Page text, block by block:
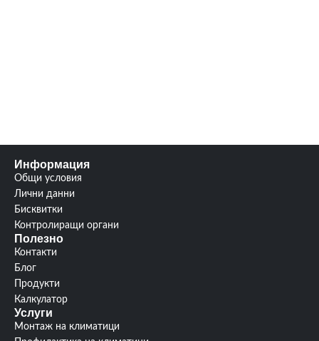
Информация
Общи условия
Лични данни
Бисквитки
Контролиращи органи
Полезно
Контакти
Блог
Продукти
Калкулатор
Услуги
Монтаж на климатици